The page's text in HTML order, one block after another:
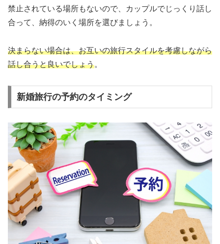
禁止されている場所もないので、カップルでじっくり話し
合って、納得のいく場所を選びましょう。
決まらない場合は、お互いの旅行スタイルを考慮しながら
話し合うと良いでしょう。
新婚旅行の予約のタイミング